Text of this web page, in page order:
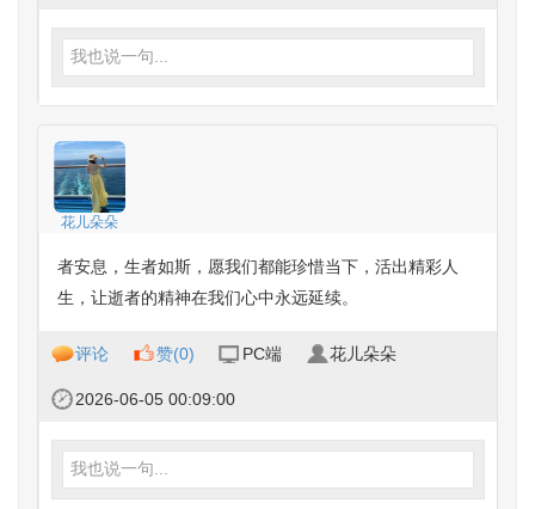
我也说一句...
花儿朵朵
者安息，生者如斯，愿我们都能珍惜当下，活出精彩人
生，让逝者的精神在我们心中永远延续。
评论 赞(0) PC端 花儿朵朵
2026-06-05 00:09:00
我也说一句...